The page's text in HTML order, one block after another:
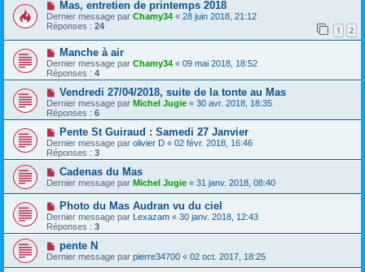
Mas, entretien de printemps 2018
Dernier message par Chamy34 « 28 juin 2018, 21:12
Réponses : 24 1 2
Manche à air
Dernier message par Chamy34 « 09 mai 2018, 18:52
Réponses : 4
Vendredi 27/04/2018, suite de la tonte au Mas
Dernier message par Michel Jugie « 30 avr. 2018, 18:35
Réponses : 6
Pente St Guiraud : Samedi 27 Janvier
Dernier message par olivier D « 02 févr. 2018, 16:46
Réponses : 3
Cadenas du Mas
Dernier message par Michel Jugie « 31 janv. 2018, 08:40
Photo du Mas Audran vu du ciel
Dernier message par Lexazam « 30 janv. 2018, 12:43
Réponses : 3
pente N
Dernier message par pierre34700 « 02 oct. 2017, 18:25